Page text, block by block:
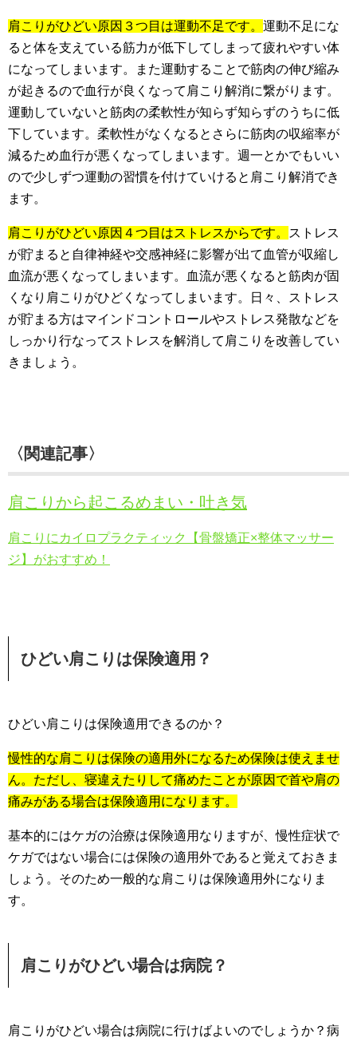
肩こりがひどい原因３つ目は運動不足です。 運動不足にな
ると体を支えている筋力が低下してしまって疲れやすい体
になってしまいます。また運動することで筋肉の伸び縮み
が起きるので血行が良くなって肩こり解消に繋がります。
運動していないと筋肉の柔軟性が知らず知らずのうちに低
下しています。柔軟性がなくなるとさらに筋肉の収縮率が
減るため血行が悪くなってしまいます。週一とかでもいい
ので少しずつ運動の習慣を付けていけると肩こり解消でき
ます。
肩こりがひどい原因４つ目はストレスからです。
ストレス
が貯まると自律神経や交感神経に影響が出て血管が収縮し
血流が悪くなってしまいます。血流が悪くなると筋肉が固
くなり肩こりがひどくなってしまいます。日々、ストレス
が貯まる方はマインドコントロールやストレス発散などを
しっかり行なってストレスを解消して肩こりを改善してい
きましょう。
〈関連記事〉
肩こりから起こるめまい・吐き気
肩こりにカイロプラクティック【骨盤矯正×整体マッサー
ジ】がおすすめ！
ひどい肩こりは保険適用？
ひどい肩こりは保険適用できるのか？
慢性的な肩こりは保険の適用外になるため保険は使えませ
ん。ただし、寝違えたりして痛めたことが原因で首や肩の
痛みがある場合は保険適用になります。
基本的にはケガの治療は保険適用なりますが、慢性症状で
ケガではない場合には保険の適用外であると覚えておきま
しょう。そのため一般的な肩こりは保険適用外になりま
す。
肩こりがひどい場合は病院？
肩こりがひどい場合は病院に行けばよいのでしょうか？病